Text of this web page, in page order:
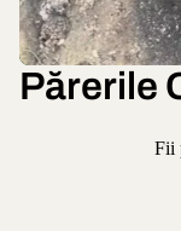
Părerile
Fii